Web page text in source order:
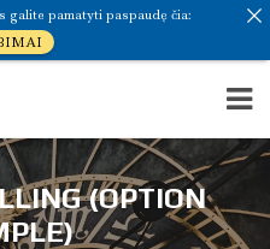
(OPTION
galite pamatyti paspaudę čia: